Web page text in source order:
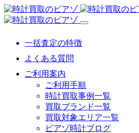
一括査定の特徴
よくある質問
ご利用案内
ご利用手順
時計買取事例一覧
買取ブランド一覧
買取対象エリア一覧
ピアゾ時計ブログ